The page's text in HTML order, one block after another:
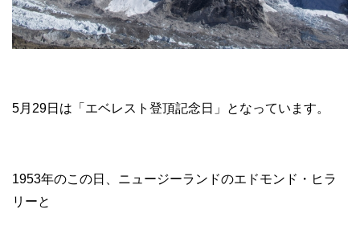
5月29日は「エベレスト登頂記念日」となっています。
1953年のこの日、ニュージーランドのエドモンド・ヒラ
リーと